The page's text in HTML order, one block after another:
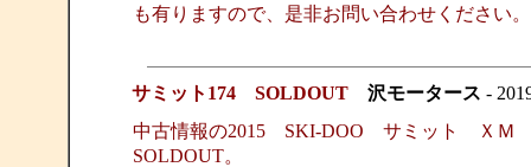
も有りますので、是非お問い合わせください。
サミット174 SOLDOUT 沢モータース -
中古情報の2015 SKI-DOO サミット Ｘ
SOLDOUT。